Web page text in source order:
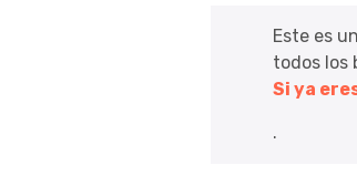
Este es
todos los
Si ya
.